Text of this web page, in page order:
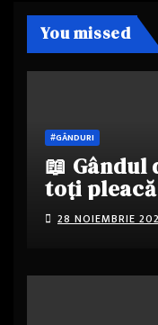
You missed
#GÂNDURI
📖 Gândul
toți pleacă
28 NOIEMBRIE